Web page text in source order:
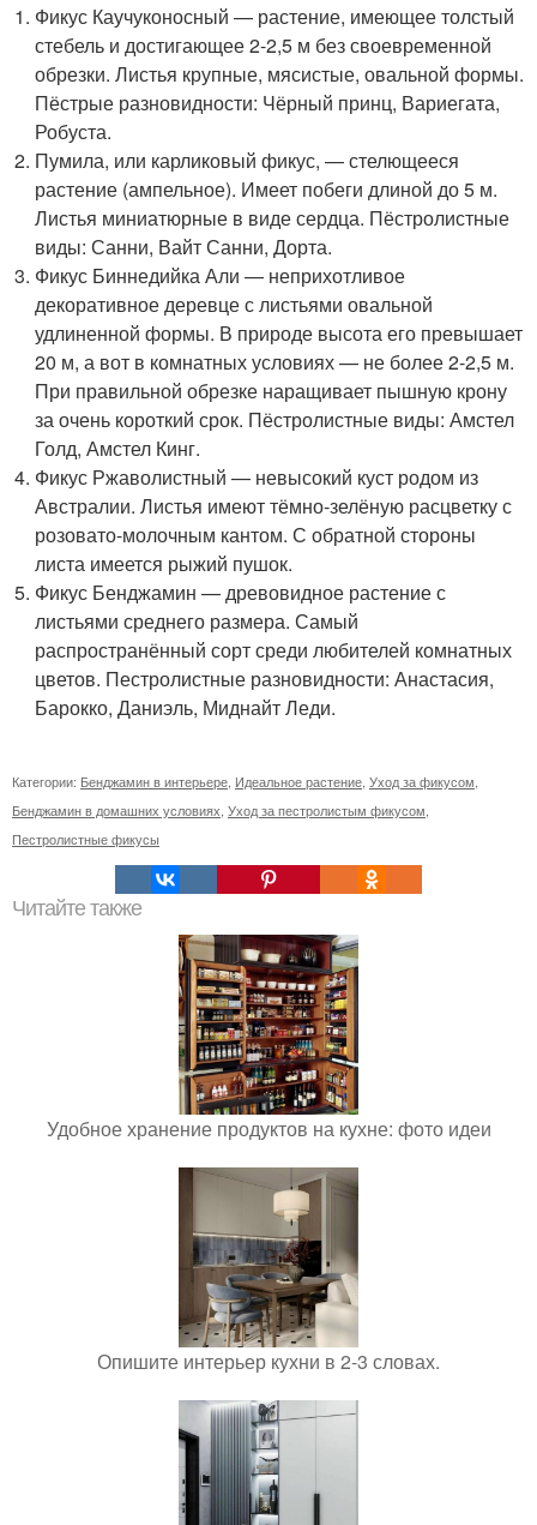
Фикус Каучуконосный — растение, имеющее толстый
стебель и достигающее 2-2,5 м без своевременной
обрезки. Листья крупные, мясистые, овальной формы.
Пёстрые разновидности: Чёрный принц, Вариегата,
Робуста.
Пумила, или карликовый фикус, — стелющееся
растение (ампельное). Имеет побеги длиной до 5 м.
Листья миниатюрные в виде сердца. Пёстролистные
виды: Санни, Вайт Санни, Дорта.
Фикус Биннедийка Али — неприхотливое
декоративное деревце с листьями овальной
удлиненной формы. В природе высота его превышает
20 м, а вот в комнатных условиях — не более 2-2,5 м.
При правильной обрезке наращивает пышную крону
за очень короткий срок. Пёстролистные виды: Амстел
Голд, Амстел Кинг.
Фикус Ржаволистный — невысокий куст родом из
Австралии. Листья имеют тёмно-зелёную расцветку с
розовато-молочным кантом. С обратной стороны
листа имеется рыжий пушок.
Фикус Бенджамин — древовидное растение с
листьями среднего размера. Самый
распространённый сорт среди любителей комнатных
цветов. Пестролистные разновидности: Анастасия,
Барокко, Даниэль, Миднайт Леди.
Категории: Бенджамин в интерьере Идеальное растение Уход за фикусом
Бенджамин в домашних условиях Уход за пестролистым фикусом
Пестролистные фикусы
Читайте также
Удобное хранение продуктов на кухне: фото идеи
Опишите интерьер кухни в 2-3 словах.